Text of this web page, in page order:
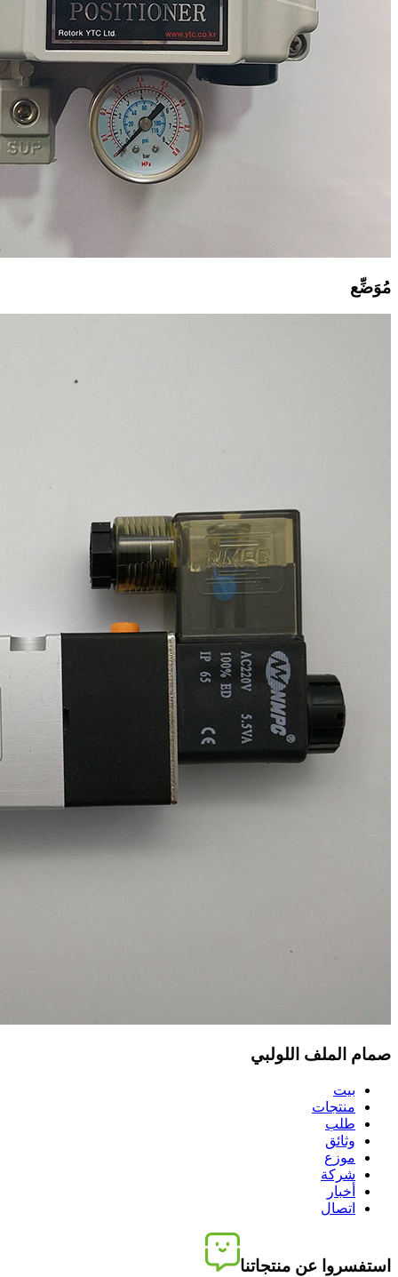
مُوَضِّع
صمام الملف اللولبي
بيت
منتجات
طلب
وثائق
موزع
شركة
أخبار
اتصال
استفسروا عن منتجاتنا